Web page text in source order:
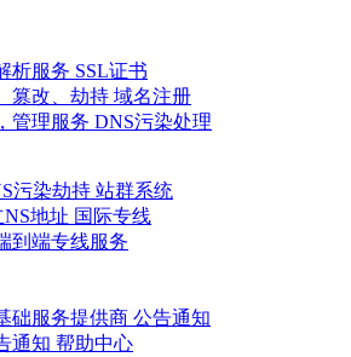
析服务 SSL证书
篡改、劫持 域名注册
管理服务 DNS污染处理
污染劫持 站群系统
地址 国际专线
到端专线服务
础服务提供商 公告通知
通知 帮助中心